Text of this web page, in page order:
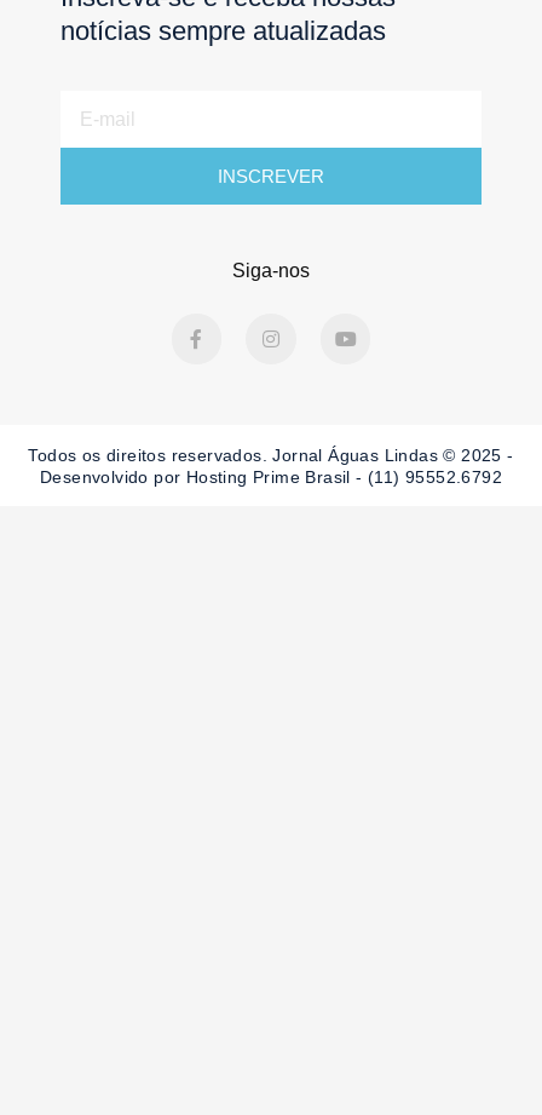
notícias sempre atualizadas
mail
INSCREVER
Siga-nos
a
k
-
n
a
m
o
Todos os direitos reservados. Jornal Águas Lindas © 2025 -
Desenvolvido por Hosting Prime Brasil - (11) 95552.6792